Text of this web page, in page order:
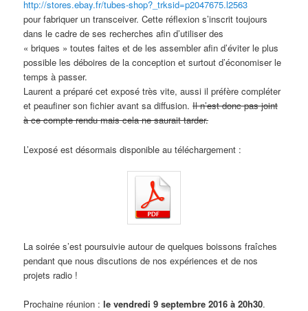
http://stores.ebay.fr/tubes-shop?_trksid=p2047675.l2563
pour fabriquer un transceiver. Cette réflexion s’inscrit toujours
dans le cadre de ses recherches afin d’utiliser des
« briques » toutes faites et de les assembler afin d’éviter le plus
possible les déboires de la conception et surtout d’économiser le
temps à passer.
Laurent a préparé cet exposé très vite, aussi il préfère compléter
et peaufiner son fichier avant sa diffusion.Il n’est donc pas joint
à ce compte rendu mais cela ne saurait tarder.
L’exposé est désormais disponible au téléchargement :
La soirée s’est poursuivie autour de quelques boissons fraîches
pendant que nous discutions de nos expériences et de nos
projets radio !
Prochaine réunion : le vendredi 9 septembre 2016 à 20h30.